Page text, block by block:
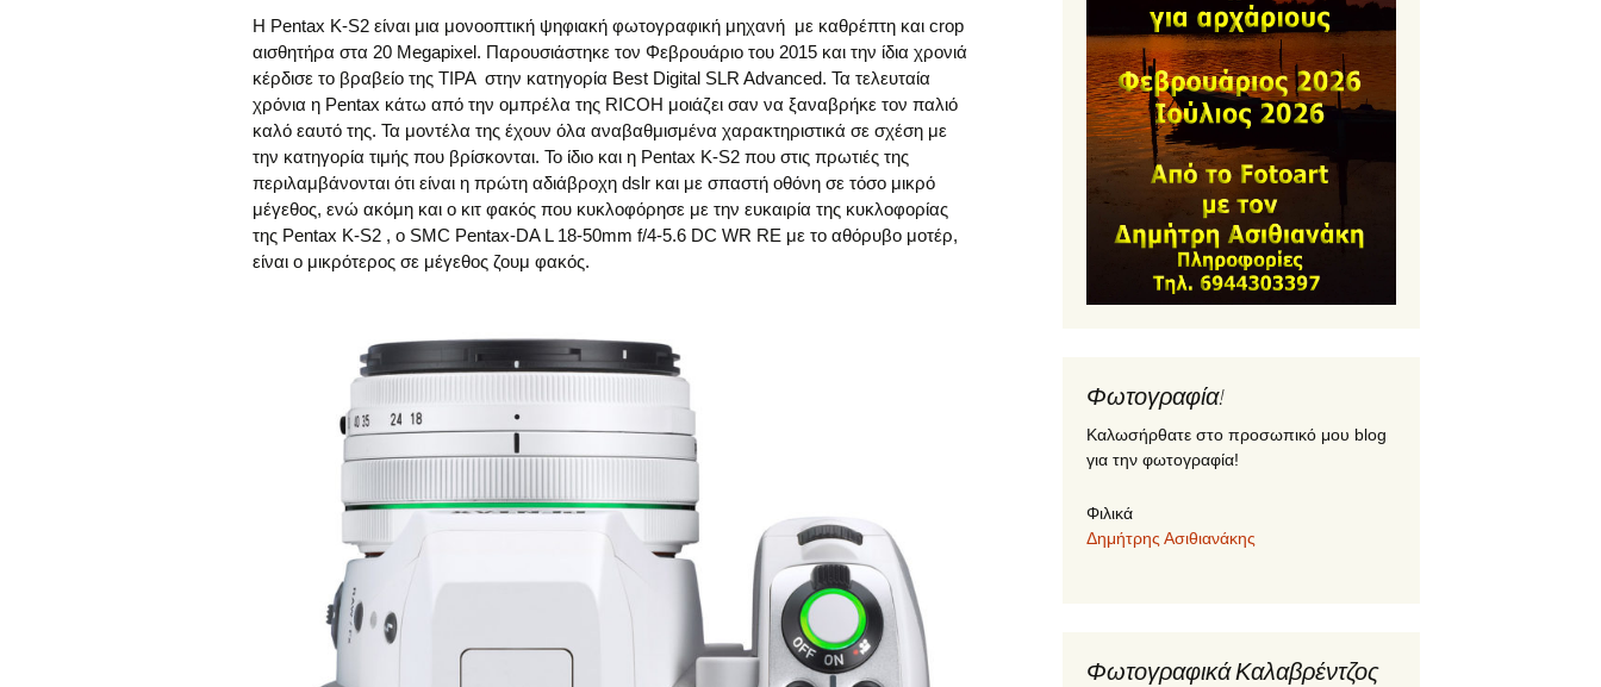
Η Pentax K-S2 είναι μια μονοοπτική ψηφιακή φωτογραφική μηχανή με καθρέπτη και crop
αισθητήρα στα 20 Megapixel. Παρουσιάστηκε τον Φεβρουάριο του 2015 και την ίδια χρονιά
κέρδισε το βραβείο της TIPA στην κατηγορία Best Digital SLR Advanced. Τα τελευταία
χρόνια η Pentax κάτω από την ομπρέλα της RICOH μοιάζει σαν να ξαναβρήκε τον παλιό
καλό εαυτό της. Τα μοντέλα της έχουν όλα αναβαθμισμένα χαρακτηριστικά σε σχέση με
την κατηγορία τιμής που βρίσκονται. Το ίδιο και η Pentax K-S2 που στις πρωτιές της
περιλαμβάνονται ότι είναι η πρώτη αδιάβροχη dslr και με σπαστή οθόνη σε τόσο μικρό
μέγεθος, ενώ ακόμη και ο κιτ φακός που κυκλοφόρησε με την ευκαιρία της κυκλοφορίας
της Pentax K-S2 , ο SMC Pentax-DA L 18-50mm f/4-5.6 DC WR RE με το αθόρυβο μοτέρ,
είναι ο μικρότερος σε μέγεθος ζουμ φακός.
Φωτογραφία!
Καλωσήρθατε στο προσωπικό μου blog
για την φωτογραφία!
Φιλικά
Δημήτρης Ασιθιανάκης
Φωτογραφικά Καλαβρέντζος